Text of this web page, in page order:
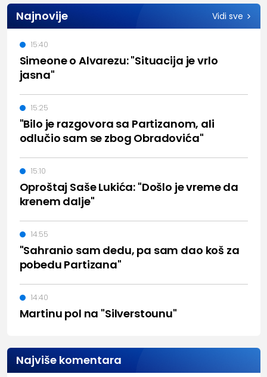
Najnovije Vidi sve
Simeone o Alvarezu: "Situacija je vrlo
jasna"
15:40
"Bilo je razgovora sa Partizanom, ali
odlučio sam se zbog Obradovića"
15:25
Oproštaj Saše Lukića: "Došlo je vreme da
krenem dalje"
15:10
"Sahranio sam dedu, pa sam dao koš za
pobedu Partizana"
14:55
Martinu pol na "Silverstounu"
14:40
Najviše komentara